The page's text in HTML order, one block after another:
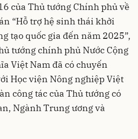
của Thủ tướng Chính phủ về
“Hỗ trợ hệ sinh thái khởi
tạo quốc gia đến năm 2025”,
tướng chính phủ Nước Cộng
Việt Nam đã có chuyến
Học viện Nông nghiệp Việt
công tác của Thủ tướng có
Ngành Trung ương và